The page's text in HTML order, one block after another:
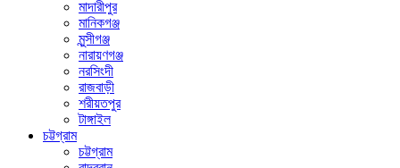
মাদারীপুর
মানিকগঞ্জ
মুন্সীগঞ্জ
নারায়ণগঞ্জ
নরসিংদী
রাজবাড়ী
শরীয়তপুর
টাঙ্গাইল
চট্টগ্রাম
চট্টগ্রাম